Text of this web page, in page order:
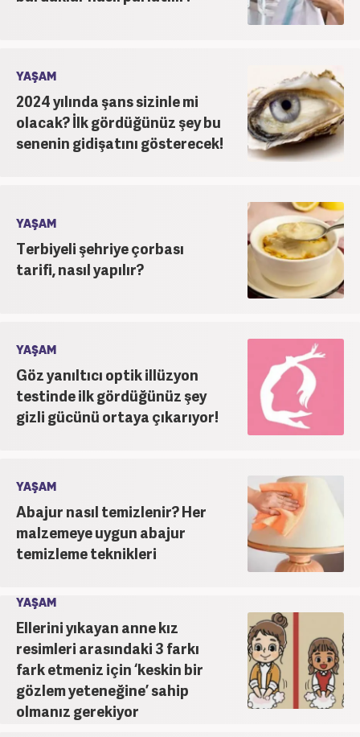
YAŞAM
2024 yılında şans sizinle mi
olacak? İlk gördüğünüz şey bu
senenin gidişatını gösterecek!
YAŞAM
Terbiyeli şehriye çorbası
tarifi, nasıl yapılır?
YAŞAM
Göz yanıltıcı optik illüzyon
testinde ilk gördüğünüz şey
gizli gücünü ortaya çıkarıyor!
YAŞAM
Abajur nasıl temizlenir? Her
malzemeye uygun abajur
temizleme teknikleri
YAŞAM
Ellerini yıkayan anne kız
resimleri arasındaki 3 farkı
fark etmeniz için ‘keskin bir
gözlem yeteneğine’ sahip
olmanız gerekiyor